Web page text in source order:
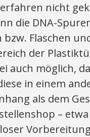
nicht
die DNA-
bzw. Flaschen
der
auch möglich,
in einem
als dem
–